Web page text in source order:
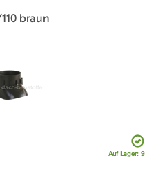
braun
Auf Lager: 9